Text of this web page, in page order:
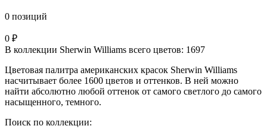
0 позиций
0 ₽
В коллекции Sherwin Williams всего цветов: 1697
Цветовая палитра американских красок Sherwin Williams
насчитывает более 1600 цветов и оттенков. В ней можно
найти абсолютно любой оттенок от самого светлого до самого
насыщенного, темного.
Поиск по коллекции: